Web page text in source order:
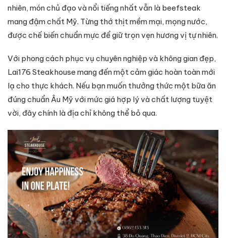
nhiên, món chủ đạo và nổi tiếng nhất vẫn là beefsteak
mang đậm chất Mỹ. Từng thớ thịt mềm mại, mọng nước,
được chế biến chuẩn mực để giữ trọn vẹn hương vị tự nhiên.
Với phong cách phục vụ chuyên nghiệp và không gian đẹp,
Lai176 Steakhouse mang đến một cảm giác hoàn toàn mới
lạ cho thực khách. Nếu bạn muốn thưởng thức một bữa ăn
đúng chuẩn Âu Mỹ với mức giá hợp lý và chất lượng tuyệt
vời, đây chính là địa chỉ không thể bỏ qua.